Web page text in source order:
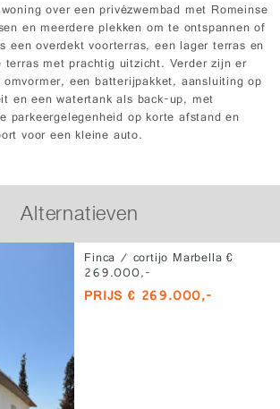
over een privézwembad met Romeinse
en meerdere plekken om te ontspannen of
een overdekt voorterras, een lager terras en
terras met prachtig uitzicht. Verder zijn er
een batterijpakket, aansluiting op
en een watertank als back-up, met
parkeergelegenheid op korte afstand en
voor een kleine auto.
Alternatieven
Finca / cortijo Marbella €
269.000,-
PRIJS € 269.000,-